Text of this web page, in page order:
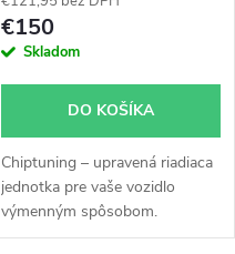
€150
Skladom
DO KOŠÍKA
Chiptuning – upravená riadiaca
jednotka pre vaše vozidlo
výmenným spôsobom.